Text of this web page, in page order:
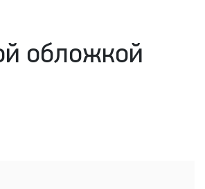
обложкой